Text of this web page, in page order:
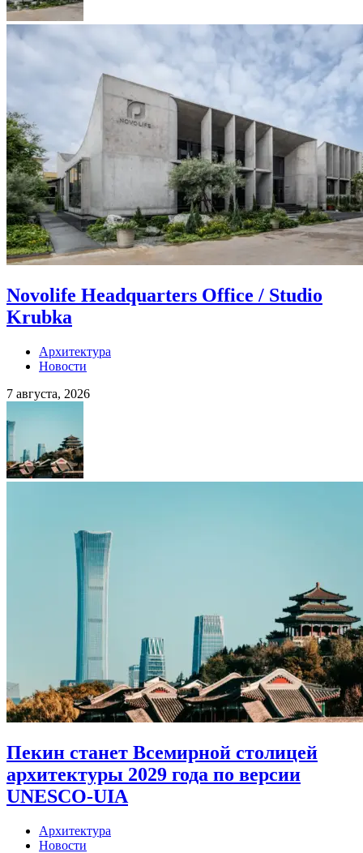
Novolife Headquarters Office / Studio
Krubka
Архитектура
Новости
7 августа, 2026
Пекин станет Всемирной столицей
архитектуры 2029 года по версии
UNESCO-UIA
Архитектура
Новости